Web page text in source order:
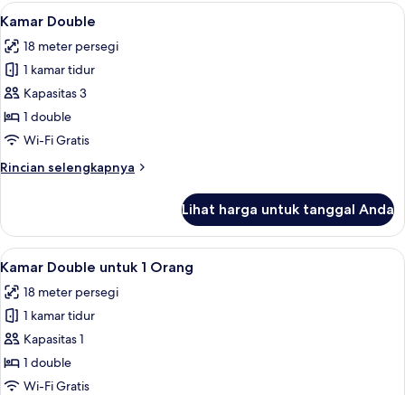
Lihat
semua
foto
untuk
Kamar
Double
Kamar Double | Meja kerja, ruang
6
Kamar Double
18 meter persegi
1 kamar tidur
Kapasitas 3
1 double
Wi-Fi Gratis
Rincian selengkapnya
Rincian
Kamar
Double
Lihat harga untuk tanggal Anda
Lihat
semua
foto
untuk
Kamar
Double
untuk
Kamar Double untuk 1 Orang | Meja
6
Kamar Double untuk 1 Orang
18 meter persegi
1 kamar tidur
Kapasitas 1
1 double
Wi-Fi Gratis